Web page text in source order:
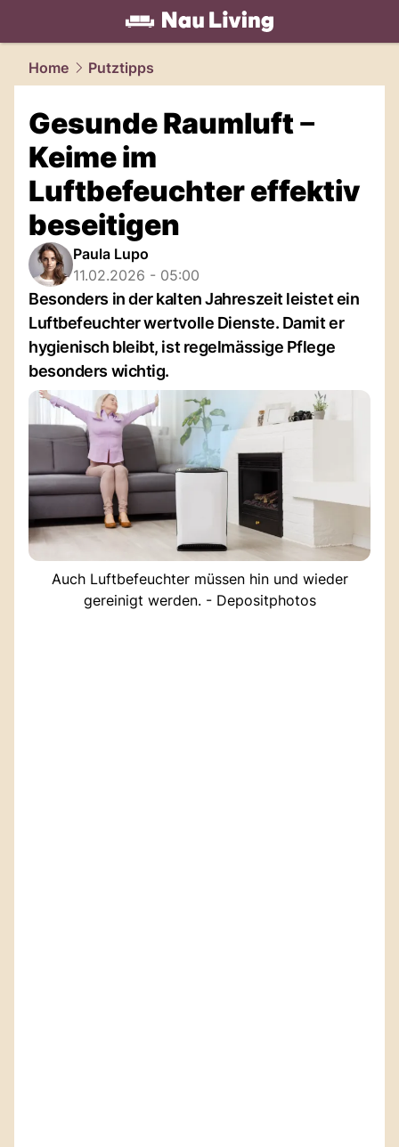
living.NAU.ch
Home Putztipps
Gesunde Raumluft ‒
Keime im
Luftbefeuchter effektiv
beseitigen
Paula Lupo
11.02.2026 - 05:00
Besonders in der kalten Jahreszeit leistet ein
Luftbefeuchter wertvolle Dienste. Damit er
hygienisch bleibt, ist regelmässige Pflege
besonders wichtig.
Auch Luftbefeuchter müssen hin und wieder
gereinigt werden. - Depositphotos